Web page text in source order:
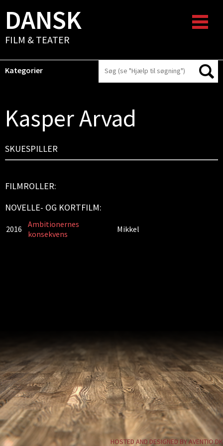
DANSK
FILM & TEATER
Kategorier
Kasper Arvad
SKUESPILLER
FILMROLLER:
NOVELLE- OG KORTFILM:
2016
Ambitionernes
konsekvens
Mikkel
HOSTED AND DESIGNED BY AVENTIO.DK